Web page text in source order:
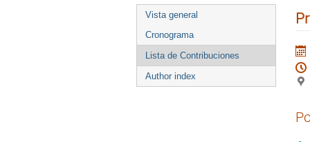
Vista general
Cronograma
Lista de Contribuciones
Author index